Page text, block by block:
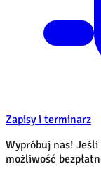
Zapisy i terminarz
Wypróbuj nas! Jeśli
możliwość